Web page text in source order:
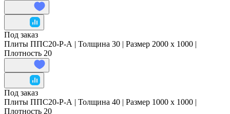
Под заказ
Плиты ППС20-Р-А | Толщина 30 | Размер 2000 x 1000 |
Плотность 20
Под заказ
Плиты ППС20-Р-А | Толщина 40 | Размер 1000 x 1000 |
Плотность 20